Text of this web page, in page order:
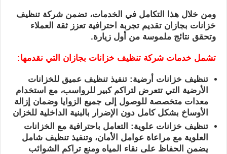
ومن خلال هذا التكامل في الخدمات، تضمن شركة تنظيف
خزانات بجازان تقديم تجربة احترافية تعزز ثقة العملاء
وتحقق نتائج ملموسة من أول زيارة.
تشمل خدمات شركة تنظيف خزانات بجازان التي نقدمها:
تنظيف خزانات أرضية: تنفيذ تنظيف عميق للخزانات
الأرضية التي تتعرض لتراكم كبير للرواسب، مع استخدام
معدات متخصصة للوصول إلى جميع الزوايا وضمان إزالة
الأوساخ بشكل كامل دون الإضرار بالبنية الداخلية للخزان
تنظيف خزانات علوية: التعامل باحترافية مع الخزانات
العلوية مع مراعاة عوامل الأمان، وتنفيذ تنظيف شامل
يضمن الحفاظ على نقاء المياه ومنع تراكم الشوائب